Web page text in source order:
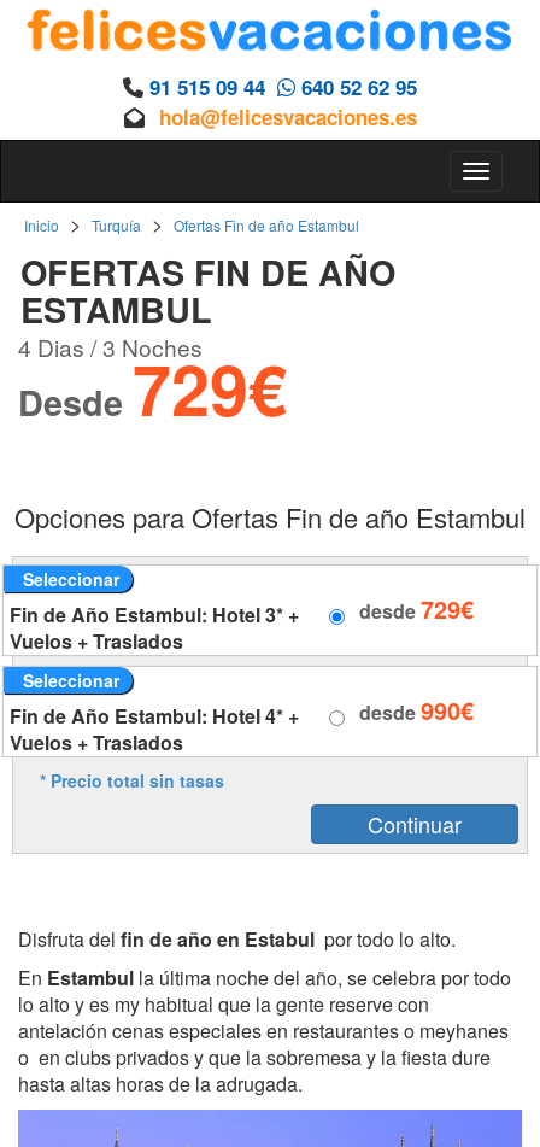
91 515 09 44
640 52 62 95
hola@felicesvacaciones.es
Inicio > Turquía > Ofertas Fin de año Estambul
OFERTAS FIN DE AÑO
ESTAMBUL
4 Dias / 3 Noches
Desde 729€
Opciones para Ofertas Fin de año Estambul
Seleccionar
Fin de Año Estambul: Hotel 3* +
Vuelos + Traslados
desde729€
Seleccionar
Fin de Año Estambul: Hotel 4* +
Vuelos + Traslados
desde990€
* Precio total sin tasas
Disfruta del fin de año en Estabul por todo lo alto.
En Estambul la última noche del año, se celebra por todo
lo alto y es my habitual que la gente reserve con
antelación cenas especiales en restaurantes o meyhanes
o en clubs privados y que la sobremesa y la fiesta dure
hasta altas horas de la adrugada.